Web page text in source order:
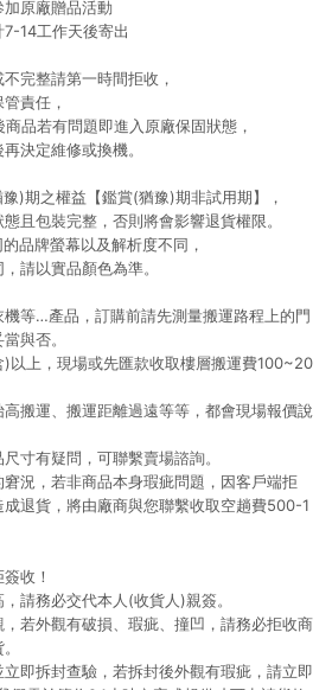
原廠贈品活動
14工作天後寄出
完整請第一時間拒收，
責任，
品若有問題即進入原廠保固狀態，
決定維修或換機。
)期之權益【鑑賞(猶豫)期非試用期】，
且包裝完整，否則將會影響退貨權限。
品牌螢幕以及解析度不同，
請以實品顏色為準。
等…產品，訂購前請先測量搬運路程上的門
與否。
以上，現場或先匯款收取樓層搬運費100~20
搬運、搬運距離過遠等等，都會現場報價說
寸有疑問，可聯繫賣場諮詢。
況，若非商品本身瑕疵問題，因客戶端拒
退貨，將由廠商與您聯繫收取空趟費500-1
收！
請務必交代本人(收貨人)親簽。
若外觀有破損、瑕疵、撞凹，請務必拒收商
即拆封查驗，若拆封後外觀有瑕疵，請立即